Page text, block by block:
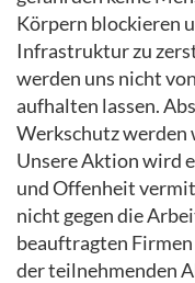
Körpern blockieren
Infrastruktur zu
werden uns nicht
aufhalten lassen.
Werkschutz werden
Unsere Aktion wird
und Offenheit
nicht gegen die
beauftragten
der teilnehmenden